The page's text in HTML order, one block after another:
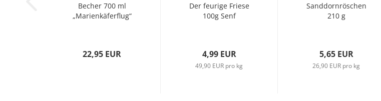
Becher 700 ml
„Marienkäferflug“
22,95 EUR
Der feurige Friese
100g Senf
4,99 EUR
49,90 EUR pro kg
Sanddornröschen
210 g
5,65 EUR
26,90 EUR pro kg